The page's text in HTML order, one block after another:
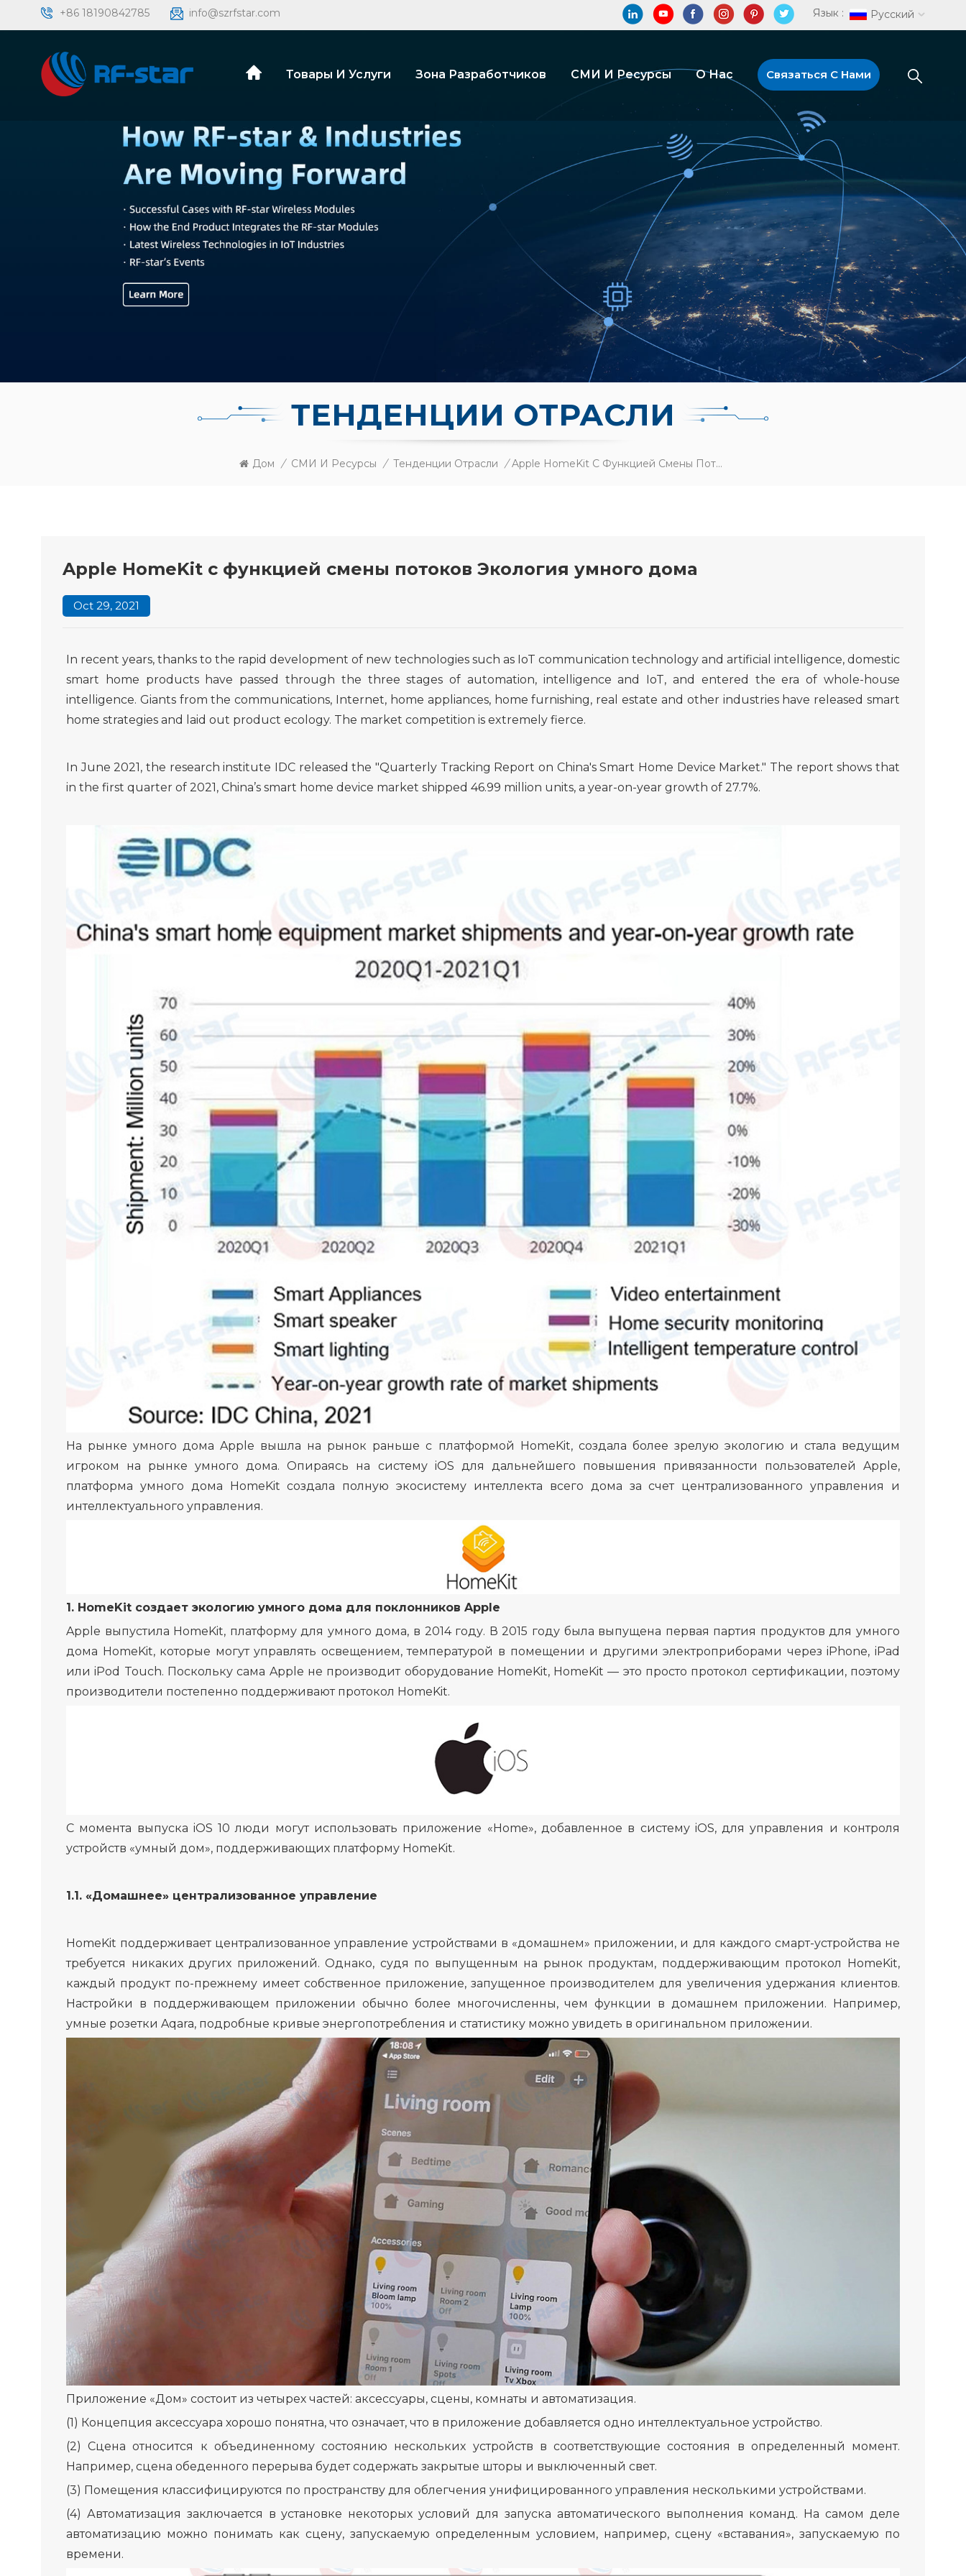
+86 18190842785 info@szrfstar.com Язык : Русский
Товары И Услуги Зона Разработчиков СМИ И Ресурсы О Нас Связаться С Нами
ТЕНДЕНЦИИ ОТРАСЛИ
Дом / СМИ И Ресурсы / Тенденции Отрасли / Apple HomeKit С Функцией Смены Потоков Экология Умного Дома
Apple HomeKit с функцией смены потоков Экология умного дома
Oct 29, 2021
In recent years, thanks to the rapid development of new technologies such as IoT communication technology and artificial intelligence, domestic
smart home products have passed through the three stages of automation, intelligence and IoT, and entered the era of whole-house
intelligence. Giants from the communications, Internet, home appliances, home furnishing, real estate and other industries have released smart
home strategies and laid out product ecology. The market competition is extremely fierce.
In June 2021, the research institute IDC released the "Quarterly Tracking Report on China's Smart Home Device Market." The report shows that
in the first quarter of 2021, China’s smart home device market shipped 46.99 million units, a year-on-year growth of 27.7%.
На рынке умного дома Apple вышла на рынок раньше с платформой HomeKit, создала более зрелую экологию и стала ведущим
игроком на рынке умного дома. Опираясь на систему iOS для дальнейшего повышения привязанности пользователей Apple,
платформа умного дома HomeKit создала полную экосистему интеллекта всего дома за счет централизованного управления и
интеллектуального управления.
1. HomeKit создает экологию умного дома для поклонников Apple
Apple выпустила HomeKit, платформу для умного дома, в 2014 году. В 2015 году была выпущена первая партия продуктов для умного
дома HomeKit, которые могут управлять освещением, температурой в помещении и другими электроприборами через iPhone, iPad
или iPod Touch. Поскольку сама Apple не производит оборудование HomeKit, HomeKit — это просто протокол сертификации, поэтому
производители постепенно поддерживают протокол HomeKit.
С момента выпуска iOS 10 люди могут использовать приложение «Home», добавленное в систему iOS, для управления и контроля
устройств «умный дом», поддерживающих платформу HomeKit.
1.1. «Домашнее» централизованное управление
HomeKit поддерживает централизованное управление устройствами в «домашнем» приложении, и для каждого смарт-устройства не
требуется никаких других приложений. Однако, судя по выпущенным на рынок продуктам, поддерживающим протокол HomeKit,
каждый продукт по-прежнему имеет собственное приложение, запущенное производителем для увеличения удержания клиентов.
Настройки в поддерживающем приложении обычно более многочисленны, чем функции в домашнем приложении. Например,
умные розетки Aqara, подробные кривые энергопотребления и статистику можно увидеть в оригинальном приложении.
Приложение «Дом» состоит из четырех частей: аксессуары, сцены, комнаты и автоматизация.
(1) Концепция аксессуара хорошо понятна, что означает, что в приложение добавляется одно интеллектуальное устройство.
(2) Сцена относится к объединенному состоянию нескольких устройств в соответствующие состояния в определенный момент.
Например, сцена обеденного перерыва будет содержать закрытые шторы и выключенный свет.
(3) Помещения классифицируются по пространству для облегчения унифицированного управления несколькими устройствами.
(4) Автоматизация заключается в установке некоторых условий для запуска автоматического выполнения команд. На самом деле
автоматизацию можно понимать как сцену, запускаемую определенным условием, например, сцену «вставания», запускаемую по
времени.